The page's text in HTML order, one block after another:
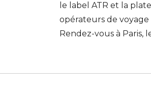
le label ATR et la
opérateurs de
Rendez-vous à Paris,